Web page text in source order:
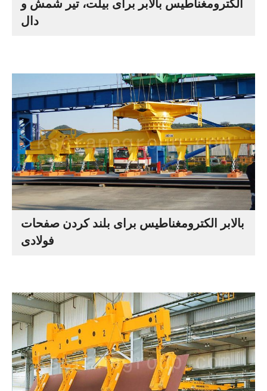
الکترومغناطیس بالابر برای بیلت، تیر شمش و
دال
بالابر الکترومغناطیس برای بلند کردن صفحات
فولادی